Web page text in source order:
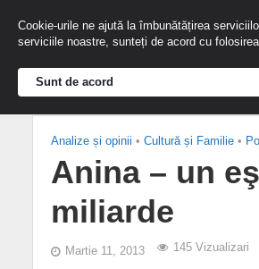
Analize și opinii • Cultură și Familie •
Anina – un
miliarde
Martie 11, 2013 145 Vizualizari
Cookie-urile ne ajută la îmbunătățirea
serviciile noastre, sunteți de acord cu
Sunt de acord